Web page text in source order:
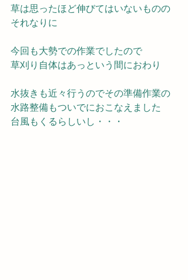
草は思ったほど伸びてはいないものの
それなりに
今回も大勢での作業でしたので
草刈り自体はあっという間におわり
水抜きも近々行うのでその準備作業の
水路整備もついでにおこなえました
台風もくるらしいし・・・